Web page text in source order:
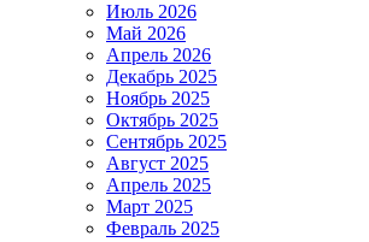
Июль 2026
Май 2026
Апрель 2026
Декабрь 2025
Ноябрь 2025
Октябрь 2025
Сентябрь 2025
Август 2025
Апрель 2025
Март 2025
Февраль 2025